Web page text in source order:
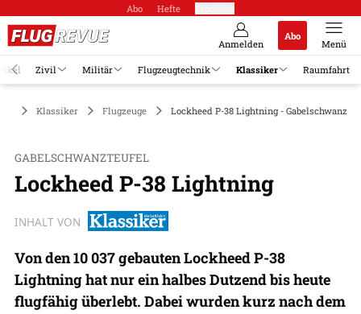
Abo Hefte
Anmelden
Abo
Menü
Zivil Militär Flugzeugtechnik Klassiker Raumfahrt
Klassiker Flugzeuge Lockheed P-38 Lightning -
GABELSCHWANZTEUFEL
Lockheed P-38 Lightning
INHALT VON
Von den 10 037 gebauten Lockheed P-38
Lightning hat nur ein halbes Dutzend bis heute
flugfähig überlebt. Dabei wurden kurz nach dem